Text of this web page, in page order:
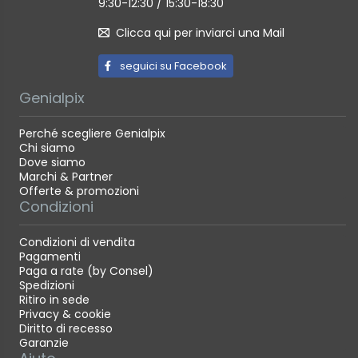
Extreme V30 A1, SanDisk Extreme V30 A2, SanDisk
Extreme Plus V30 A1, SanDisk Extreme Plus V30 A2,
Lexar 633x, Lexar 667x, Lexar 1000x, Lexar High
Endurance, Toshiba EXCERIA M303 V30 A1, Netac Pro
256 GB: SanDisk Extreme V30 A1, SanDisk Extreme
V30 A2
9:30-12:30 / 15:30-18:30
Clicca qui per inviarci una Mail
seguici su Facebook
Genialpix
Perché scegliere Genialpix
Chi siamo
Dove siamo
Marchi & Partner
Offerte & promozioni
Condizioni
Condizioni di vendita
Pagamenti
Paga a rate (by Consel)
Spedizioni
Ritiro in sede
Privacy & cookie
Diritto di recesso
Garanzie